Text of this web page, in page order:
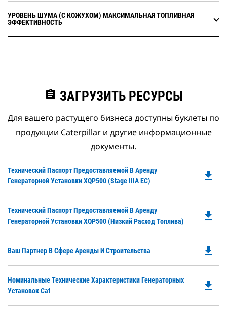
УРОВЕНЬ ШУМА (С КОЖУХОМ) МАКСИМАЛЬНАЯ ТОПЛИВНАЯ
ЭФФЕКТИВНОСТЬ
assignment ЗАГРУЗИТЬ РЕСУРСЫ
Для вашего растущего бизнеса доступны буклеты по
продукции Caterpillar и другие информационные
документы.
Технический Паспорт Предоставляемой В Аренду
Генераторной Установки XQP500 (Stage IIIA ЕС)
file_download
Технический Паспорт Предоставляемой В Аренду
Генераторной Установки XQP500 (низкий Расход Топлива)
file_download
Ваш Партнер В Сфере Аренды И Строительства file_download
Номинальные Технические Характеристики Генераторных
Установок Cat
file_download